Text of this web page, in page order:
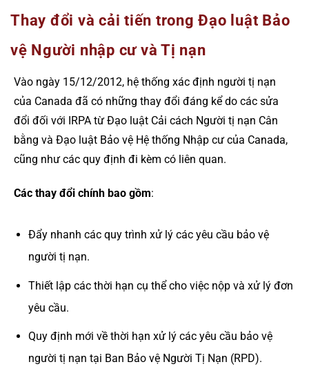
Thay đổi và cải tiến trong Đạo luật Bảo
vệ Người nhập cư và Tị nạn
Vào ngày 15/12/2012, hệ thống xác định người tị nạn
của Canada đã có những thay đổi đáng kể do các sửa
đổi đối với IRPA từ Đạo luật Cải cách Người tị nạn Cân
bằng và Đạo luật Bảo vệ Hệ thống Nhập cư của Canada,
cũng như các quy định đi kèm có liên quan.
Các thay đổi chính bao gồm:
Đẩy nhanh các quy trình xử lý các yêu cầu bảo vệ
người tị nạn.
Thiết lập các thời hạn cụ thể cho việc nộp và xử lý đơn
yêu cầu.
Quy định mới về thời hạn xử lý các yêu cầu bảo vệ
người tị nạn tại Ban Bảo vệ Người Tị Nạn (RPD).